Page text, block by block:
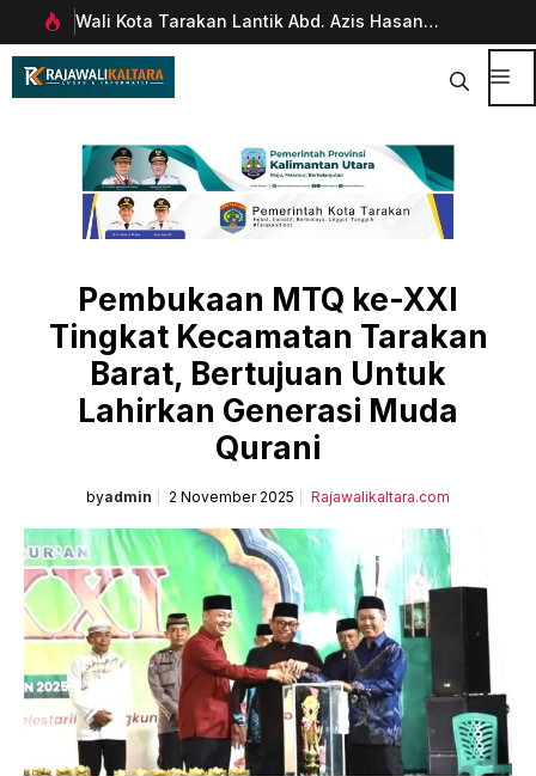
Langsung
ke
Wali Kota Tarakan Lantik Abd. Azis Hasan
sebagai Sekda
Pembukaan MTQ ke-XXI
Tingkat Kecamatan Tarakan
Barat, Bertujuan Untuk
Lahirkan Generasi Muda
Qurani
byadmin 2 November 2025 Rajawalikaltara.com